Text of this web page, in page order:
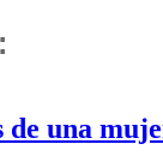
de una